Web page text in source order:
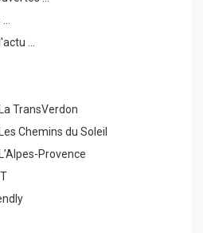
...
TransVerdon
Chemins du Soleil
Provence